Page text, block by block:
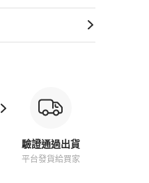
驗證通過出貨
平台發貨給買家